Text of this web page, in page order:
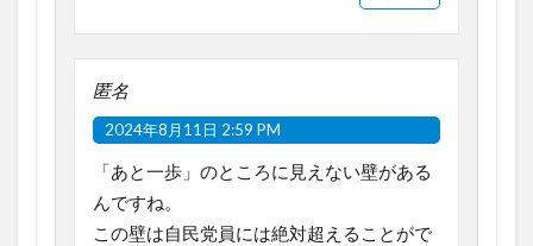
匿名
2024年8月11日 2:59 PM
「あと一歩」のところに見えない壁がある
んですね。
この壁は自民党員には絶対超えることがで